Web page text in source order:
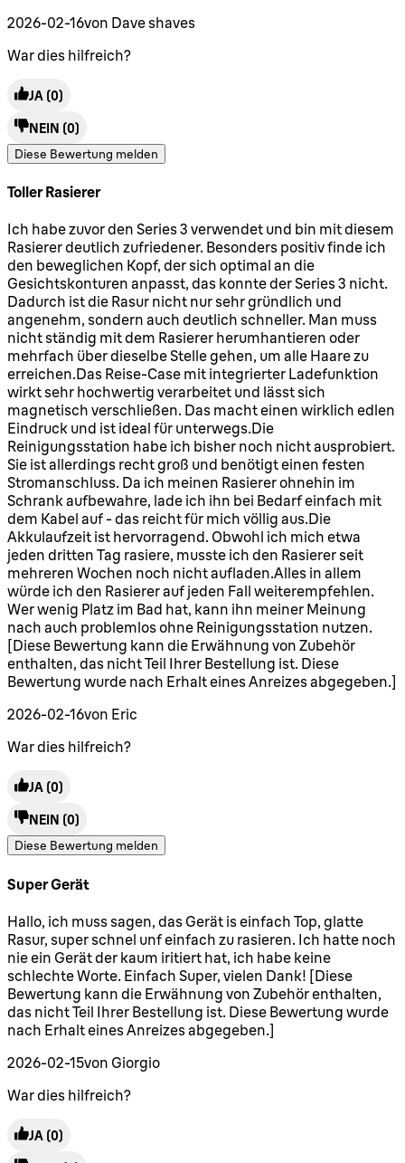
2026-02-16von Dave shaves
War dies hilfreich?
JA (0)
NEIN (0)
Diese Bewertung melden
Toller Rasierer
5 Sterne von maximal 5
Ich habe zuvor den Series 3 verwendet und bin mit diesem
Rasierer deutlich zufriedener. Besonders positiv finde ich
den beweglichen Kopf, der sich optimal an die
Gesichtskonturen anpasst, das konnte der Series 3 nicht.
Dadurch ist die Rasur nicht nur sehr gründlich und
angenehm, sondern auch deutlich schneller. Man muss
nicht ständig mit dem Rasierer herumhantieren oder
mehrfach über dieselbe Stelle gehen, um alle Haare zu
erreichen.Das Reise-Case mit integrierter Ladefunktion
wirkt sehr hochwertig verarbeitet und lässt sich
magnetisch verschließen. Das macht einen wirklich edlen
Eindruck und ist ideal für unterwegs.Die
Reinigungsstation habe ich bisher noch nicht ausprobiert.
Sie ist allerdings recht groß und benötigt einen festen
Stromanschluss. Da ich meinen Rasierer ohnehin im
Schrank aufbewahre, lade ich ihn bei Bedarf einfach mit
dem Kabel auf - das reicht für mich völlig aus.Die
Akkulaufzeit ist hervorragend. Obwohl ich mich etwa
jeden dritten Tag rasiere, musste ich den Rasierer seit
mehreren Wochen noch nicht aufladen.Alles in allem
würde ich den Rasierer auf jeden Fall weiterempfehlen.
Wer wenig Platz im Bad hat, kann ihn meiner Meinung
nach auch problemlos ohne Reinigungsstation nutzen.
[Diese Bewertung kann die Erwähnung von Zubehör
enthalten, das nicht Teil Ihrer Bestellung ist. Diese
Bewertung wurde nach Erhalt eines Anreizes abgegeben.]
2026-02-16von Eric
War dies hilfreich?
JA (0)
NEIN (0)
Diese Bewertung melden
Super Gerät
5 Sterne von maximal 5
Hallo, ich muss sagen, das Gerät is einfach Top, glatte
Rasur, super schnel unf einfach zu rasieren. Ich hatte noch
nie ein Gerät der kaum iritiert hat, ich habe keine
schlechte Worte. Einfach Super, vielen Dank! [Diese
Bewertung kann die Erwähnung von Zubehör enthalten,
das nicht Teil Ihrer Bestellung ist. Diese Bewertung wurde
nach Erhalt eines Anreizes abgegeben.]
2026-02-15von Giorgio
War dies hilfreich?
JA (0)